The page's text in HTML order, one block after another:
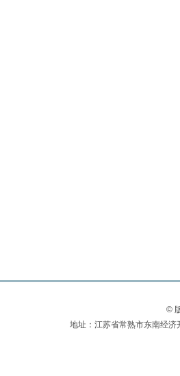
©
地址：江苏省常熟市东南经